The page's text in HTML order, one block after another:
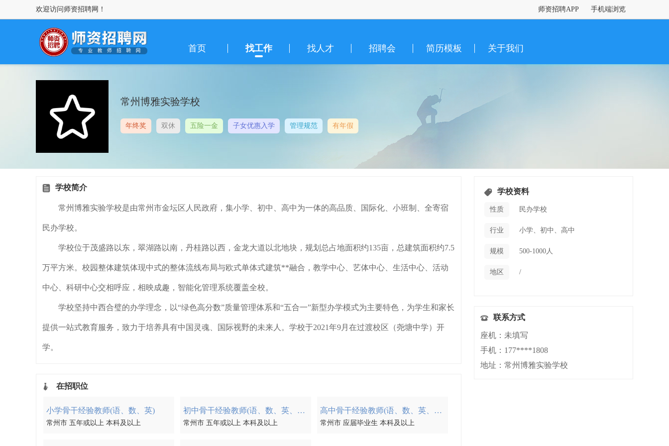
欢迎访问师资招聘网！ 师资招聘APP 手机端浏览
首页 找工作 找人才 招聘会 简历模板 关于我们
常州博雅实验学校
年终奖 双休 五险一金 子女优惠入学 管理规范 有年假
学校简介
常州博雅实验学校是由常州市金坛区人民政府，集小学、初中、高中为一体的高品质、国际化、小班制、全寄宿
民办学校。
学校位于茂盛路以东，翠湖路以南，丹桂路以西，金龙大道以北地块，规划总占地面积约135亩，总建筑面积约7.5
万平方米。校园整体建筑体现中式的整体流线布局与欧式单体式建筑**融合，教学中心、艺体中心、生活中心、活动
中心、科研中心交相呼应，相映成趣，智能化管理系统覆盖全校。
学校坚持中西合璧的办学理念，以“绿色高分数”质量管理体系和“五合一”新型办学模式为主要特色，为学生和家长
提供一站式教育服务，致力于培养具有中国灵魂、国际视野的未来人。学校于2021年9月在过渡校区（尧塘中学）开
学。
在招职位
小学骨干经验教师(语、数、英)
常州市 五年或以上 本科及以上
初中骨干经验教师(语、数、英、政、史、地、 物、化、生)
常州市 五年或以上 本科及以上
高中骨干经验教师(语、数、英、政、史、地、 物、化、生)
常州市 应届毕业生 本科及以上
学校资料
性质 民办学校
行业 小学、初中、高中
规模 500-1000人
地区 /
联系方式
座机：未填写
手机：177****1808
地址：常州博雅实验学校